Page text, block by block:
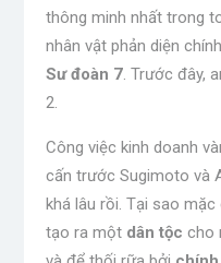
thông minh nhất trong
nhân vật phản diện
Sư đoàn 7. Trước đây,
2.
Công việc kinh doanh
cấn trước Sugimoto và
khá lâu rồi. Tại sao mặc
tạo ra một dân tộc cho